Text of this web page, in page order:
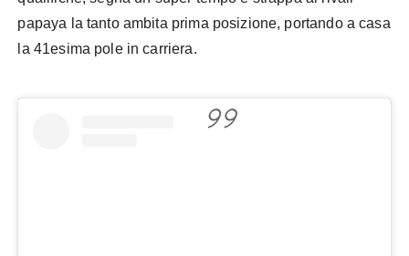
papaya la tanto ambita prima posizione, portando a casa
la 41esima pole in carriera.